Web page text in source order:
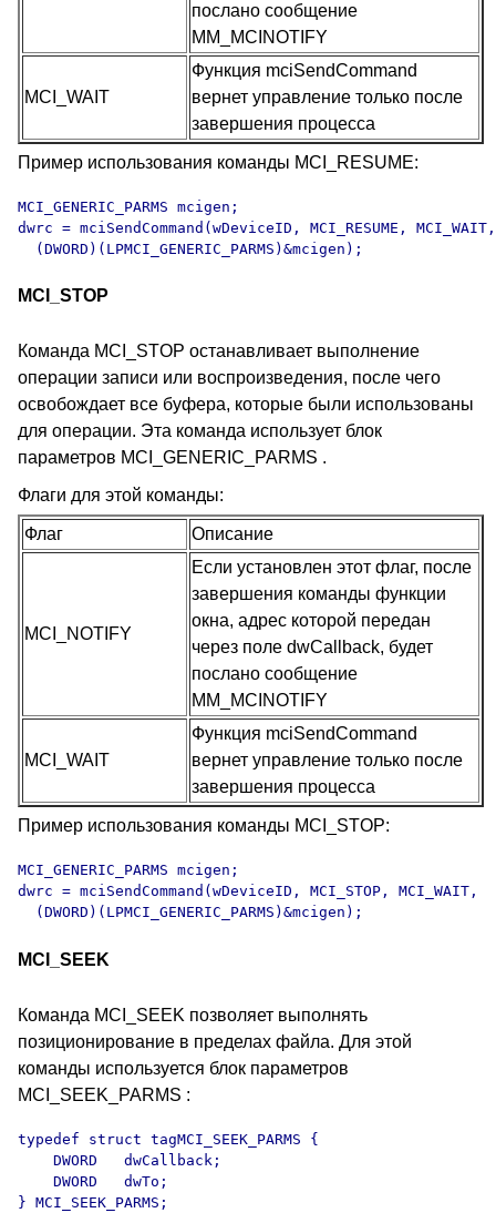
послано сообщение
MM_MCINOTIFY
MCI_WAIT
Функция mciSendCommand
вернет управление только после
завершения процесса
Пример использования команды MCI_RESUME:
MCI_GENERIC_PARMS mcigen;
dwrc = mciSendCommand(wDeviceID, MCI_RESUME, MCI_WAIT,
  (DWORD)(LPMCI_GENERIC_PARMS)&mcigen);
MCI_STOP
Команда MCI_STOP останавливает выполнение
операции записи или воспроизведения, после чего
освобождает все буфера, которые были использованы
для операции. Эта команда использует блок
параметров MCI_GENERIC_PARMS .
Флаги для этой команды:
Флаг Описание
MCI_NOTIFY
Если установлен этот флаг, после
завершения команды функции
окна, адрес которой передан
через поле dwCallback, будет
послано сообщение
MM_MCINOTIFY
MCI_WAIT
Функция mciSendCommand
вернет управление только после
завершения процесса
Пример использования команды MCI_STOP:
MCI_GENERIC_PARMS mcigen;
dwrc = mciSendCommand(wDeviceID, MCI_STOP, MCI_WAIT,
  (DWORD)(LPMCI_GENERIC_PARMS)&mcigen);
MCI_SEEK
Команда MCI_SEEK позволяет выполнять
позиционирование в пределах файла. Для этой
команды используется блок параметров
MCI_SEEK_PARMS :
typedef struct tagMCI_SEEK_PARMS {
    DWORD   dwCallback;
    DWORD   dwTo;
} MCI_SEEK_PARMS;